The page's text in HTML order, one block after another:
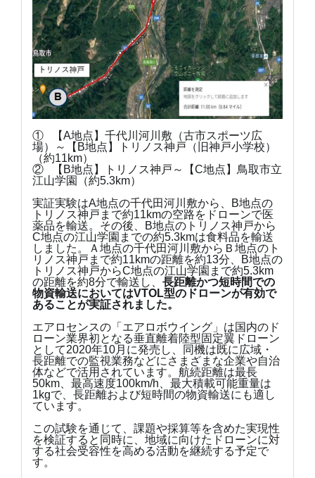
① 【A地点】千代川河川敷（古市スポーツ広
場）～【B地点】トリノス神戸（旧神戸小学校）
（約11km）
② 【B地点】トリノス神戸～【C地点】鳥取市立
江山学園（約5.3km）
実証実験はA地点の千代田河川敷から、B地点の
トリノス神戸まで約11kmの空路をドローンで医
薬品を輸送。その後、B地点のトリノス神戸から
C地点の江山学園までの約5.3kmは食料品を輸送
しました。Ａ地点の千代田河川敷からＢ地点のト
リノス神戸まで約11kmの距離を約13分、B地点の
トリノス神戸からC地点の江山学園まで約5.3km
の距離を約8分で輸送し、 長距離かつ短時間での
物資輸送においてはVTOL型のドローンが有効で
あることが実証されました。
エアロセンスの「エアロボウイング」は国内のド
ローン業界初となる垂直離着陸型固定翼ドローン
として2020年10月に発売し、同機は既に広域・
長距離での監視業務などにさまざまな企業や自治
体などで活用されています。航続距離は最長
50km、最高速度100km/h、最大積載可能重量は
1kgで、長距離および短時間の物資輸送にも適し
ています。
この試験を通じて、課題や採算等を含めた実現性
を検証すると同時に、地域に向けたドローンに対
する社会受容性を高める活動を継続する予定で
す。